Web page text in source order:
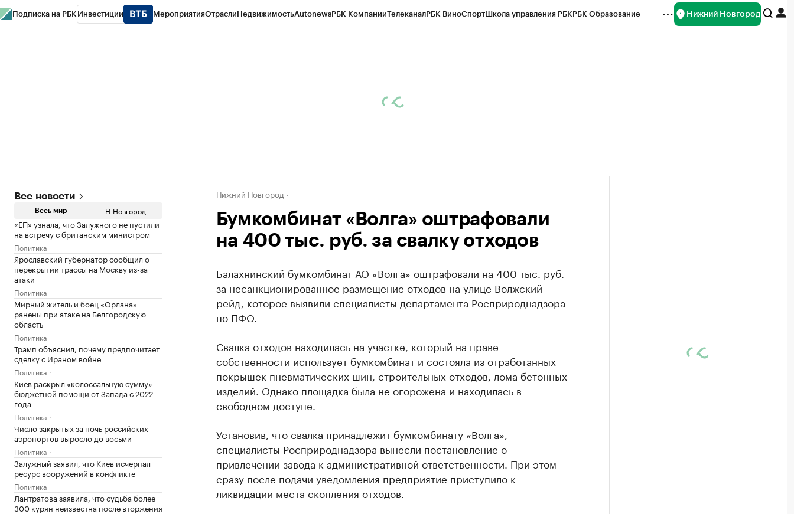
Подписка на РБК Инвестиции МероприятияОтраслиНедвижимостьAutonewsРБК КомпанииТелеканалРБК ВиноСпортШкола управления РБКРБК Образование Нижний Новгород
Все новости
Весь мир Н.Новгород
«ЕП» узнала, что Залужного не пустили
на встречу с британским министром
Политика
Ярославский губернатор сообщил о
перекрытии трассы на Москву из-за
атаки
Политика
Мирный житель и боец «Орлана»
ранены при атаке на Белгородскую
область
Политика
Трамп объяснил, почему предпочитает
сделку с Ираном войне
Политика
Киев раскрыл «колоссальную сумму»
бюджетной помощи от Запада с 2022
года
Политика
Число закрытых за ночь российских
аэропортов выросло до восьми
Политика
Залужный заявил, что Киев исчерпал
ресурс вооружений в конфликте
Политика
Лантратова заявила, что судьба более
300 курян неизвестна после вторжения
Нижний Новгород
Бумкомбинат «Волга» оштрафовали
на 400 тыс. руб. за свалку отходов
Балахнинский бумкомбинат АО «Волга» оштрафовали на 400 тыс. руб.
за несанкционированное размещение отходов на улице Волжский
рейд, которое выявили специалисты департамента Росприроднадзора
по ПФО.
Свалка отходов находилась на участке, который на праве
собственности использует бумкомбинат и состояла из отработанных
покрышек пневматических шин, строительных отходов, лома бетонных
изделий. Однако площадка была не огорожена и находилась в
свободном доступе.
Установив, что свалка принадлежит бумкомбинату «Волга»,
специалисты Росприроднадзора вынесли постановление о
привлечении завода к административной ответственности. При этом
сразу после подачи уведомления предприятие приступило к
ликвидации места скопления отходов.